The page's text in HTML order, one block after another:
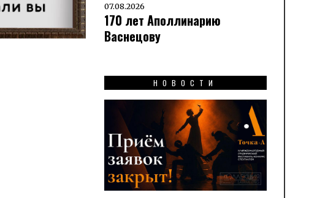
07.08.2026
170 лет Аполлинарию
Васнецову
НОВОСТИ